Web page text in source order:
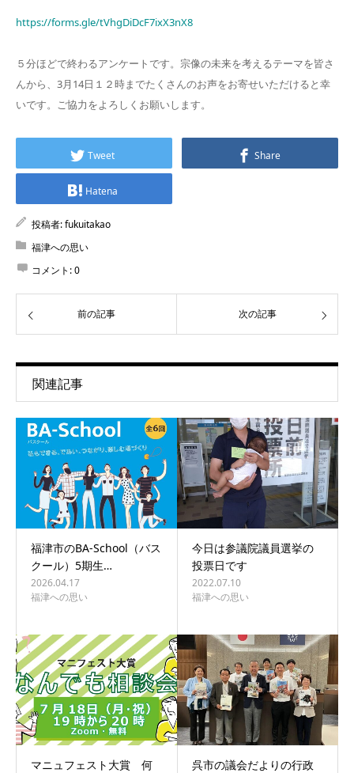
https://forms.gle/tVhgDiDcF7ixX3nX8
５分ほどで終わるアンケートです。宗像の未来を考えるテーマを皆さ
んから、3月14日１２時までたくさんのお声をお寄せいただけると幸
いです。ご協力をよろしくお願いします。
Tweet Share
Hatena
投稿者:fukuitakao
福津への思い
コメント:0
前の記事 次の記事
関連記事
福津市のBA-School（バス
クール）5期生…
2026.04.17
福津への思い
今日は参議院議員選挙の
投票日です
2022.07.10
福津への思い
マニュフェスト大賞 何
呉市の議会だよりの行政